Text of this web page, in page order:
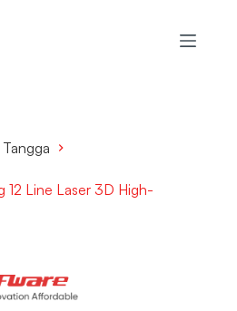
12 Line Laser 3D High-